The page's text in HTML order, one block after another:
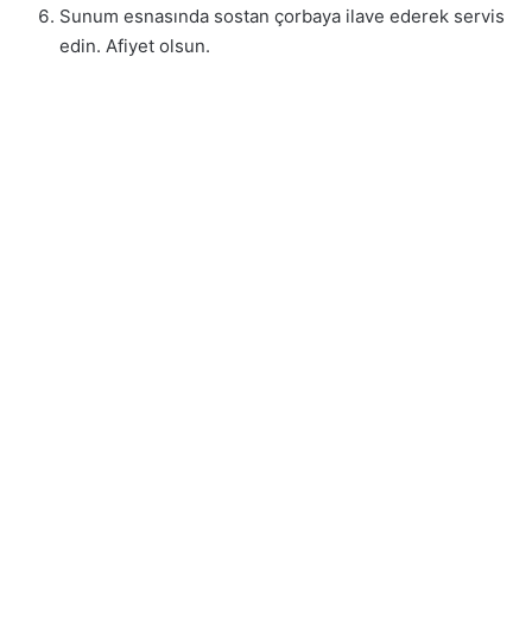
Sunum esnasında sostan çorbaya ilave ederek servis
edin. Afiyet olsun.